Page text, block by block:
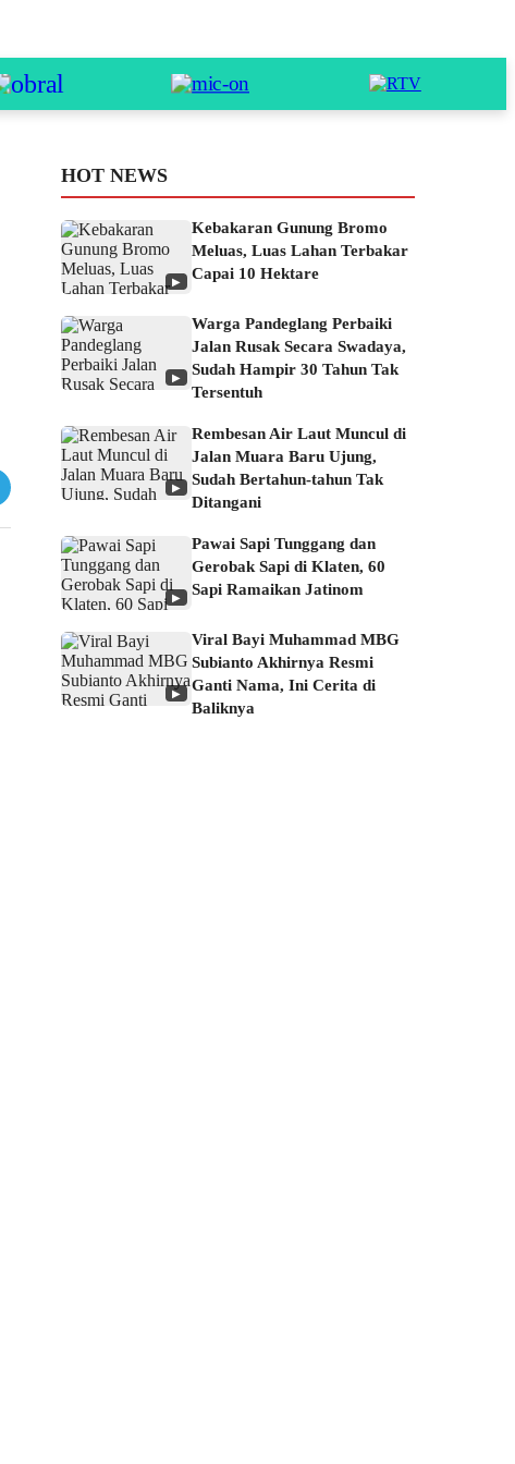
HOT NEWS
▶
Kebakaran Gunung Bromo
Meluas, Luas Lahan Terbakar
Capai 10 Hektare
▶
Warga Pandeglang Perbaiki
Jalan Rusak Secara Swadaya,
Sudah Hampir 30 Tahun Tak
Tersentuh
▶
Rembesan Air Laut Muncul di
Jalan Muara Baru Ujung,
Sudah Bertahun-tahun Tak
Ditangani
▶
Pawai Sapi Tunggang dan
Gerobak Sapi di Klaten, 60
Sapi Ramaikan Jatinom
▶
Viral Bayi Muhammad MBG
Subianto Akhirnya Resmi
Ganti Nama, Ini Cerita di
Baliknya